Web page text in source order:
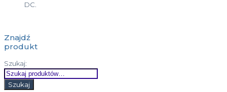
DC.
Znajdź
produkt
Szukaj:
Szukaj